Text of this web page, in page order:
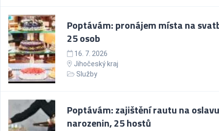
Poptávám: pronájem místa na
25 osob
16. 7. 2026
Jihočeský kraj
Služby
Poptávám: zajištění rautu na oslavu
narozenin, 25 hostů